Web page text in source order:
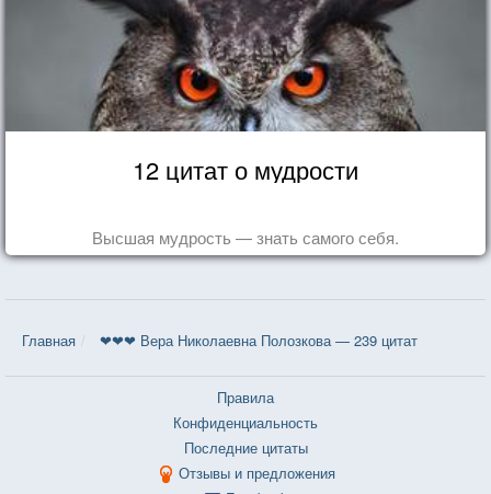
12 цитат о мудрости
Высшая мудрость — знать самого себя.
Главная ❤❤❤ Вера Николаевна Полозкова — 239 цитат
Правила
Конфиденциальность
Последние цитаты
Отзывы и предложения